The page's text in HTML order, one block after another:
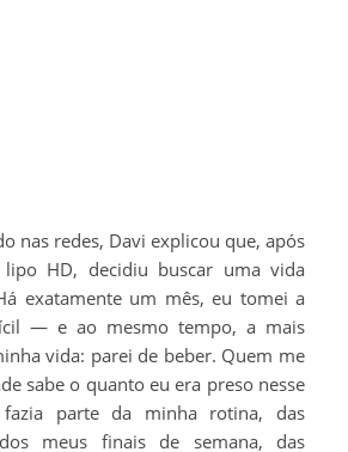
nas redes, Davi explicou que, após
HD, decidiu buscar uma vida
exatamente um mês, eu tomei a
— e ao mesmo tempo, a mais
vida: parei de beber. Quem me
sabe o quanto eu era preso nesse
parte da minha rotina, das
meus finais de semana, das